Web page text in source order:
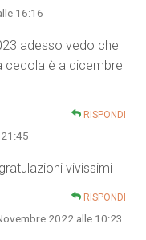
16:16
adesso vedo che
cedola è a dicembre
RISPONDI
vivissimi
RISPONDI
2022 alle 10:23